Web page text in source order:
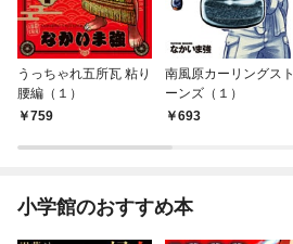
うっちゃれ五所瓦 粘り
腰編（１）
759
南風原カーリングスト
ーンズ（１）
693
小学館のおすすめ本